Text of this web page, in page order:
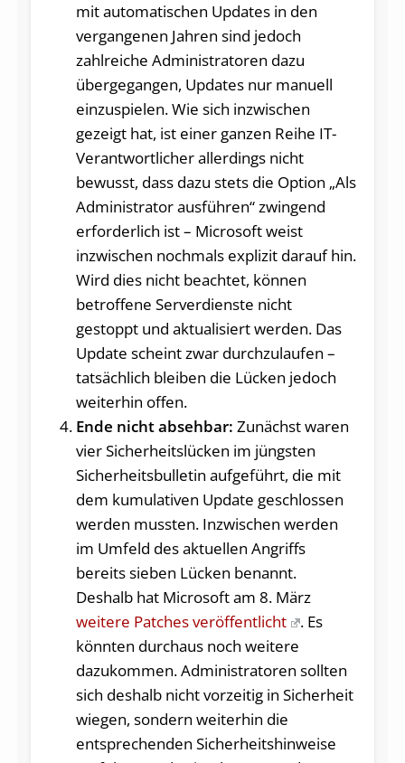
mit automatischen Updates in den
vergangenen Jahren sind jedoch
zahlreiche Administratoren dazu
übergegangen, Updates nur manuell
einzuspielen. Wie sich inzwischen
gezeigt hat, ist einer ganzen Reihe IT-
Verantwortlicher allerdings nicht
bewusst, dass dazu stets die Option „Als
Administrator ausführen“ zwingend
erforderlich ist – Microsoft weist
inzwischen nochmals explizit darauf hin.
Wird dies nicht beachtet, können
betroffene Serverdienste nicht
gestoppt und aktualisiert werden. Das
Update scheint zwar durchzulaufen –
tatsächlich bleiben die Lücken jedoch
weiterhin offen.
Ende nicht absehbar: Zunächst waren
vier Sicherheitslücken im jüngsten
Sicherheitsbulletin aufgeführt, die mit
dem kumulativen Update geschlossen
werden mussten. Inzwischen werden
im Umfeld des aktuellen Angriffs
bereits sieben Lücken benannt.
Deshalb hat Microsoft am 8. März
weitere Patches veröffentlicht
. Es
könnten durchaus noch weitere
dazukommen. Administratoren sollten
sich deshalb nicht vorzeitig in Sicherheit
wiegen, sondern weiterhin die
entsprechenden Sicherheitshinweise